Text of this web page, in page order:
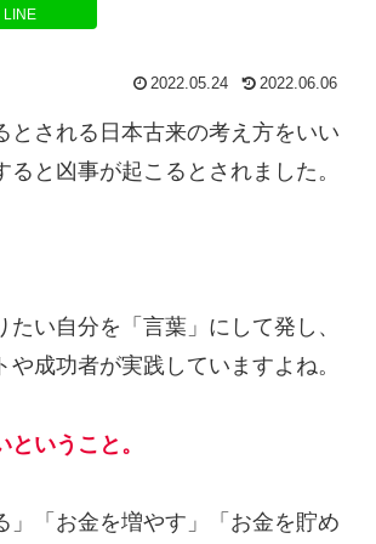
LINE
2022.05.24 2022.06.06
される日本古来の考え方をいい
と凶事が起こるとされました。
い自分を「言葉」にして発し、
成功者が実践していますよね。
いうこと。
「お金を増やす」「お金を貯め